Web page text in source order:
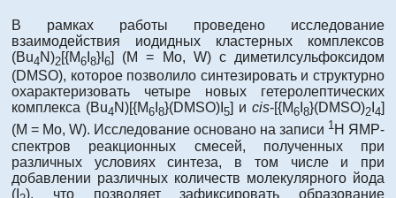
В рамках работы проведено исследование
взаимодействия иодидных кластерных комплексов
(Bu4N)2[{M6 8}I 6] (M = Mo, W) с диметилсульфоксидом
(DMSO), которое позволило синтезировать и структурно
охарактеризовать четыре новых гетеролептических
комплекса (Bu4N)[{M6 8}(DMSO)I 5] и cis-[{M6 8}(DMSO)2 4]
(M = Mo, W). Исследование основано на записи 1H ЯМР-
спектров реакционных смесей, полученных при
различных условиях синтеза, в том числе и при
добавлении различных количеств молекулярного йода
(I
), что позволяет зафиксировать образование